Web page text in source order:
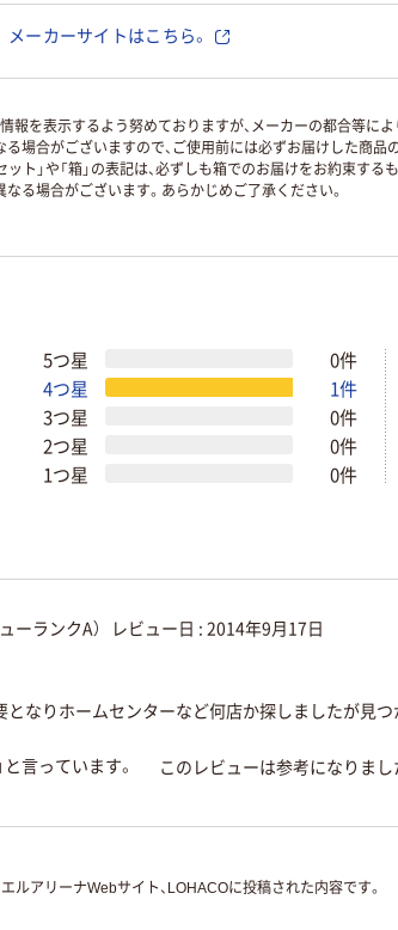
メーカーサイトはこちら。
を表示するよう努めておりますが、メーカーの都合等によ
場合がございますので、ご使用前には必ずお届けした商
ト」や「箱」の表記は、必ずしも箱でのお届けをお約束する
る場合がございます。あらかじめご了承ください。
5つ星
0件
4つ星
1件
3つ星
0件
2つ星
0件
1つ星
0件
ーランクA） レビュー日 : 2014年9月17日
となりホームセンターなど何店か探しましたが見
言っています。 このレビューは参考になりまし
ルアリーナWebサイト、LOHACOに投稿された内容です。